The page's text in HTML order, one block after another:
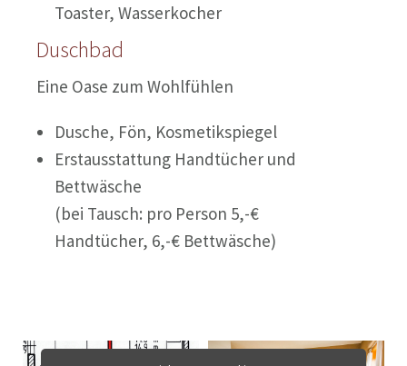
Toaster, Wasserkocher
Duschbad
Eine Oase zum Wohlfühlen
Dusche, Fön, Kosmetikspiegel
Erstausstattung Handtücher und
Bettwäsche
(bei Tausch: pro Person 5,-€
Handtücher, 6,-€ Bettwäsche)